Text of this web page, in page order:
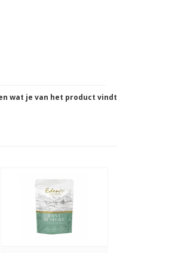
wat je van het product vindt